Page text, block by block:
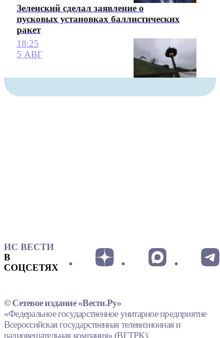
Зеленский сделал заявление о
пусковых установках баллистических
ракет
18:25
5 АВГ
ИС ВЕСТИ
В
СОЦСЕТЯХ
© Сетевое издание «Вести.Ру»
«Федеральное государственное унитарное предприятие
Всероссийская государственная телевизионная и
радиовещательная компания» (ВГТРК).